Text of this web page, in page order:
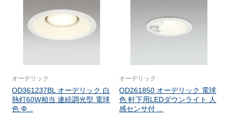
オーデリック
OD361237BL オーデリック 白
熱灯60W相当 連続調光型 電球
色 Φ...
オーデリック
OD261850 オーデリック 電球
色 軒下用LEDダウンライト 人
感センサ付 ...